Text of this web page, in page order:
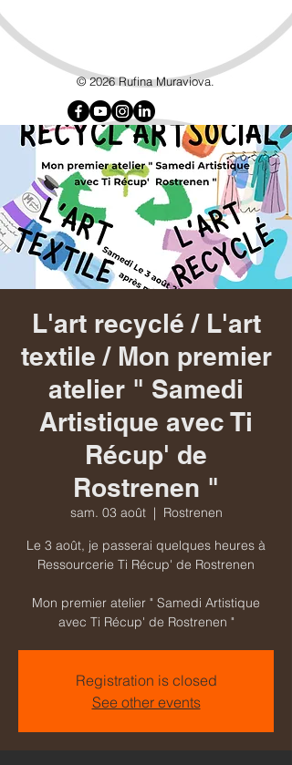
© 2026 Rufina Muraviova.
L'art recyclé / L'art
textile / Mon premier
atelier " Samedi
Artistique avec Ti
Récup' de
Rostrenen "
sam. 03 août
  |
Rostrenen
Le 3 août, je passerai quelques heures à
Ressourcerie Ti Récup' de Rostrenen
Mon premier atelier " Samedi Artistique
avec Ti Récup' de Rostrenen "
Registration is closed
See other events